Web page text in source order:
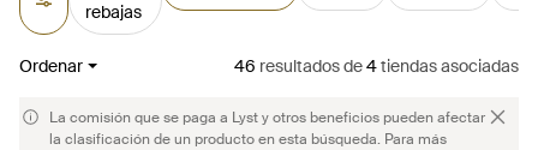
rebajas
Ordenar 46 resultadosde4tiendas asociadas
La comisión que se paga a Lyst y otros beneficios pueden afectar
la clasificación de un producto en esta búsqueda. Para más